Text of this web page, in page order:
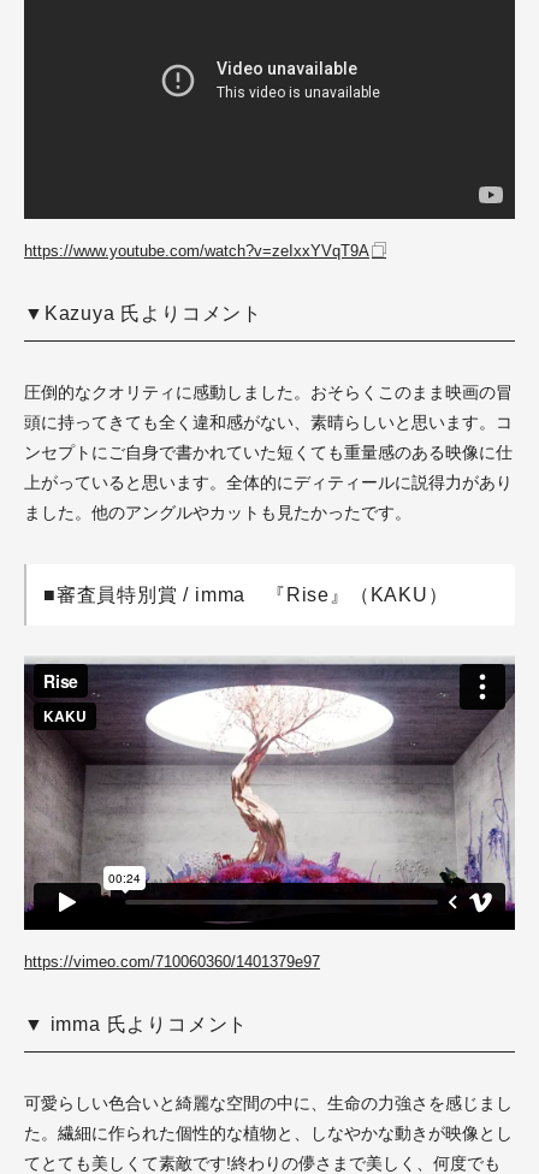
https://www.youtube.com/watch?v=zeIxxYVqT9A
▼Kazuya 氏よりコメント
圧倒的なクオリティに感動しました。おそらくこのまま映画の冒
頭に持ってきても全く違和感がない、素晴らしいと思います。コ
ンセプトにご自身で書かれていた短くても重量感のある映像に仕
上がっていると思います。全体的にディティールに説得力があり
ました。他のアングルやカットも見たかったです。
■審査員特別賞 / imma 『Rise』（KAKU）
https://vimeo.com/710060360/1401379e97
▼ imma 氏よりコメント
可愛らしい色合いと綺麗な空間の中に、生命の力強さを感じまし
た。繊細に作られた個性的な植物と、しなやかな動きが映像とし
てとても美しくて素敵です!終わりの儚さまで美しく、何度でも